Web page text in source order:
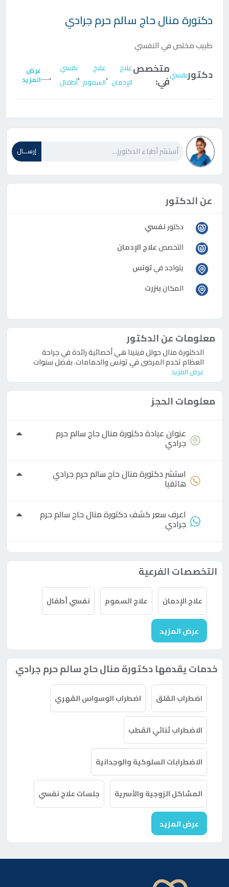
دكتورة منال حاج سالم حرم جرادي
طبيب مختص في النفسي
دكتورنفسيمتخصص
في:
علاج
الإدمان ،
علاج
السموم ،
نفسي
أطفال
،....عرض
المزيد
إرســـال
عن الدكتور
دكتورنفسي
التخصصعلاج الإدمان
يتواجد فيتونس
المكانبنزرت
معلومات عن الدكتور
الدكتورة منال حولل فينينا هي أخصائية رائدة في جراحة
العظام تخدم المرضى في تونس والحمامات. بفضل سنوات
عرض المزيد
معلومات الحجز
عنوان عيادةدكتورةمنال حاج سالم حرم
جرادي
استشردكتورةمنال حاج سالم حرم جرادي
هاتفيا
اعرف سعر كشفدكتورةمنال حاج سالم حرم
جرادي
التخصصات الفرعية
علاج الإدمان علاج السموم نفسي أطفال
عرض المزيد
خدمات يقدمها دكتورة منال حاج سالم حرم جرادي
اضطراب القلق اضطراب الوسواس القهري
الاضطراب ثنائي القطب
الاضطرابات السلوكية والوجدانية
المشاكل الزوجية والأسرية جلسات علاج نفسي
عرض المزيد